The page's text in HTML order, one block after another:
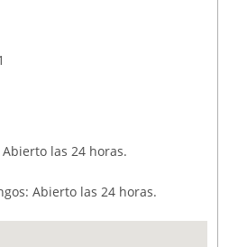
las 24 horas.
Abierto las 24 horas.